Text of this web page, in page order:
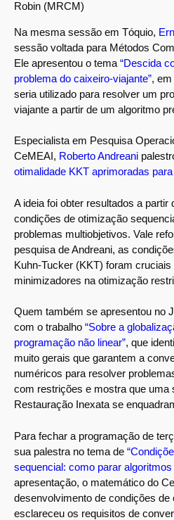
Robin (MRCM)
Na mesma sessão em Tóquio,
sessão voltada para Métodos
Ele apresentou o tema “Descida
problema do caixeiro-viajante”,
seria utilizado para resolver um
viajante a partir de um algoritmo
Especialista em Pesquisa
CeMEAI, Roberto Andreani
otimalidade KKT aprimoradas
A ideia foi obter resultados a partir
condições de otimização
problemas multiobjetivos. Vale
pesquisa de Andreani, as
Kuhn-Tucker (KKT) foram
minimizadores na otimização
Quem também se apresentou no
com o trabalho “Sobre a
programação não linear”, que
muito gerais que garantem a
numéricos para resolver
com restrições e mostra que uma
Restauração Inexata se
Para fechar a programação de
sua palestra no tema de
sequencial: como parar algoritmos
apresentação, o matemático do
desenvolvimento de condições de
esclareceu os requisitos de